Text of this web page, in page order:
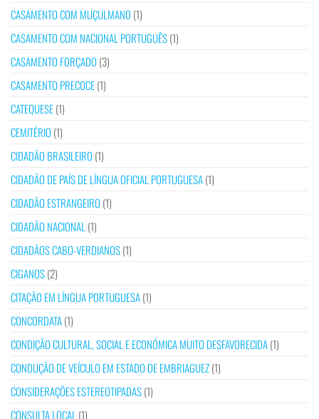
CASAMENTO COM MUÇULMANO (1)
CASAMENTO COM NACIONAL PORTUGUÊS(1)
CASAMENTO FORÇADO (3)
CASAMENTO PRECOCE(1)
CATEQUESE(1)
CEMITÉRIO (1)
CIDADÃO BRASILEIRO (1)
CIDADÃO DE PAÍS DE LÍNGUA OFICIAL PORTUGUESA(1)
CIDADÃO ESTRANGEIRO (1)
CIDADÃO NACIONAL (1)
CIDADÃOS CABO-VERDIANOS(1)
CIGANOS(2)
CITAÇÃO EM LÍNGUA PORTUGUESA(1)
CONCORDATA(1)
CONDIÇÃO CULTURAL, SOCIAL E ECONÓMICA MUITO DESFAVORECIDA(1)
CONDUÇÃO DE VEÍCULO EM ESTADO DE EMBRIAGUEZ(1)
CONSIDERAÇÕES ESTEREOTIPADAS(1)
CONSULTA LOCAL (1)